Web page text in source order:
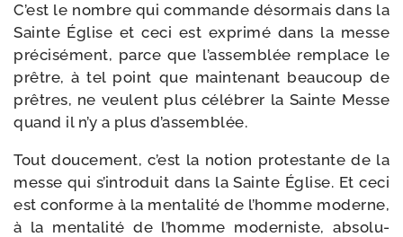
C’est le nombre qui com­mande désor­mais dans la
Sainte Église et ceci est expri­mé dans la messe
pré­ci­sé­ment, parce que l’assemblée rem­place le
prêtre, à tel point que main­te­nant beau­coup de
prêtres, ne veulent plus célé­brer la Sainte Messe
quand il n’y a plus d’assemblée.
Tout dou­ce­ment, c’est la notion pro­tes­tante de la
messe qui s’introduit dans la Sainte Église. Et ceci
est conforme à la men­ta­li­té de l’homme moderne,
à la men­ta­li­té de l’homme moder­niste, abso­lu­